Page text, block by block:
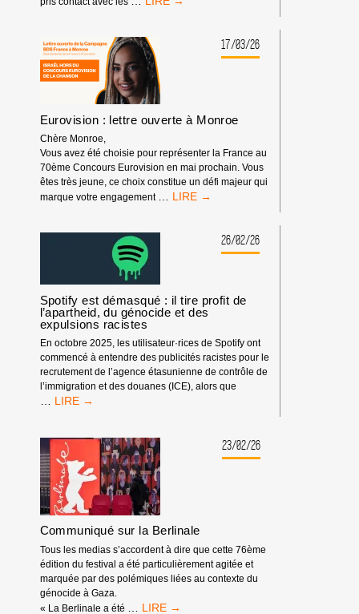
LE
PROGRÈS
HUMAIN,
PARTENAIRE
DE
FESTIVALS
17/03/26
Eurovision : lettre ouverte à Monroe
Chère Monroe,
Vous avez été choisie pour représenter la France au
70ème Concours Eurovision en mai prochain. Vous
êtes très jeune, ce choix constitue un défi majeur qui
marque votre engagement … EUROVISION
OUVERTE26/02/26
Spotify est démasqué : il tire profit de
l’apartheid, du génocide et des
expulsions racistes
En octobre 2025, les utilisateur·rices de Spotify ont
commencé à entendre des publicités racistes pour le
recrutement de l’agence étasunienne de contrôle de
l’immigration et des douanes (ICE), alors que
… SPOTIFY
:
IL
TIRE
PROFIT
DE
L’APARTHEID,
DU
GÉNOCIDE
ET
DES
EXPULSIONS
RACISTES
23/02/26
Communiqué sur la Berlinale
Tous les medias s’accordent à dire que cette 76ème
édition du festival a été particulièrement agitée et
marquée par des polémiques liées au contexte du
génocide à Gaza.
« La Berlinale a été
COMMUNIQUÉ